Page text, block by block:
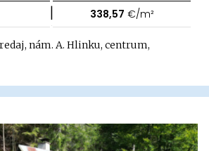
| 338,57 €/m²
nám. A. Hlinku, centrum,